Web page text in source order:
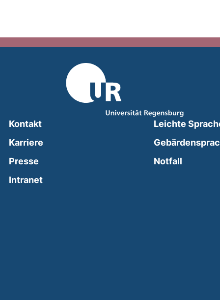
Kontakt
Karriere
Presse
Intranet(external link, opens in a new window)
Leichte
Notfall